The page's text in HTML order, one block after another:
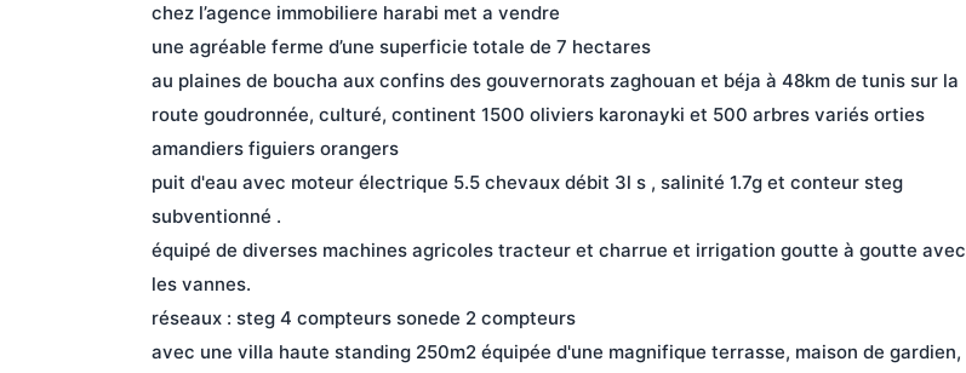
chez l’agence immobiliere harabi met a vendre
une agréable ferme d’une superficie totale de 7 hectares
au plaines de boucha aux confins des gouvernorats zaghouan et béja à 48km de tunis sur la
route goudronnée, culturé, continent 1500 oliviers karonayki et 500 arbres variés orties
amandiers figuiers orangers
puit d'eau avec moteur électrique 5.5 chevaux débit 3l s , salinité 1.7g et conteur steg
subventionné .
équipé de diverses machines agricoles tracteur et charrue et irrigation goutte à goutte avec
les vannes.
réseaux : steg 4 compteurs sonede 2 compteurs
avec une villa haute standing 250m2 équipée d'une magnifique terrasse, maison de gardien,